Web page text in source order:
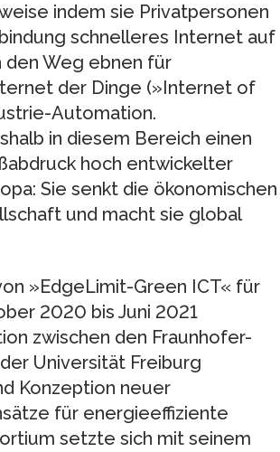
indem sie Privatpersonen
schnelleres Internet auf
den Weg ebnen für
der Dinge (»Internet of
Automation.
in diesem Bereich einen
hoch entwickelter
Sie senkt die ökonomischen
und macht sie global
»EdgeLimit-Green ICT« für
2020 bis Juni 2021
zwischen den Fraunhofer-
Universität Freiburg
Konzeption neuer
für energieeffiziente
setzte sich mit seinem